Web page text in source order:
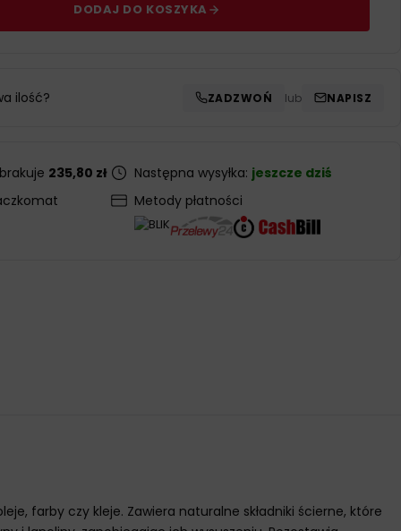
DODAJ DO KOSZYKA
ilość? ZADZWOŃ lub NAPISZ
235,80 zł
Następna wysyłka: jeszcze dziś
Metody płatności
farby czy kleje. Zawiera naturalne składniki ścierne, które